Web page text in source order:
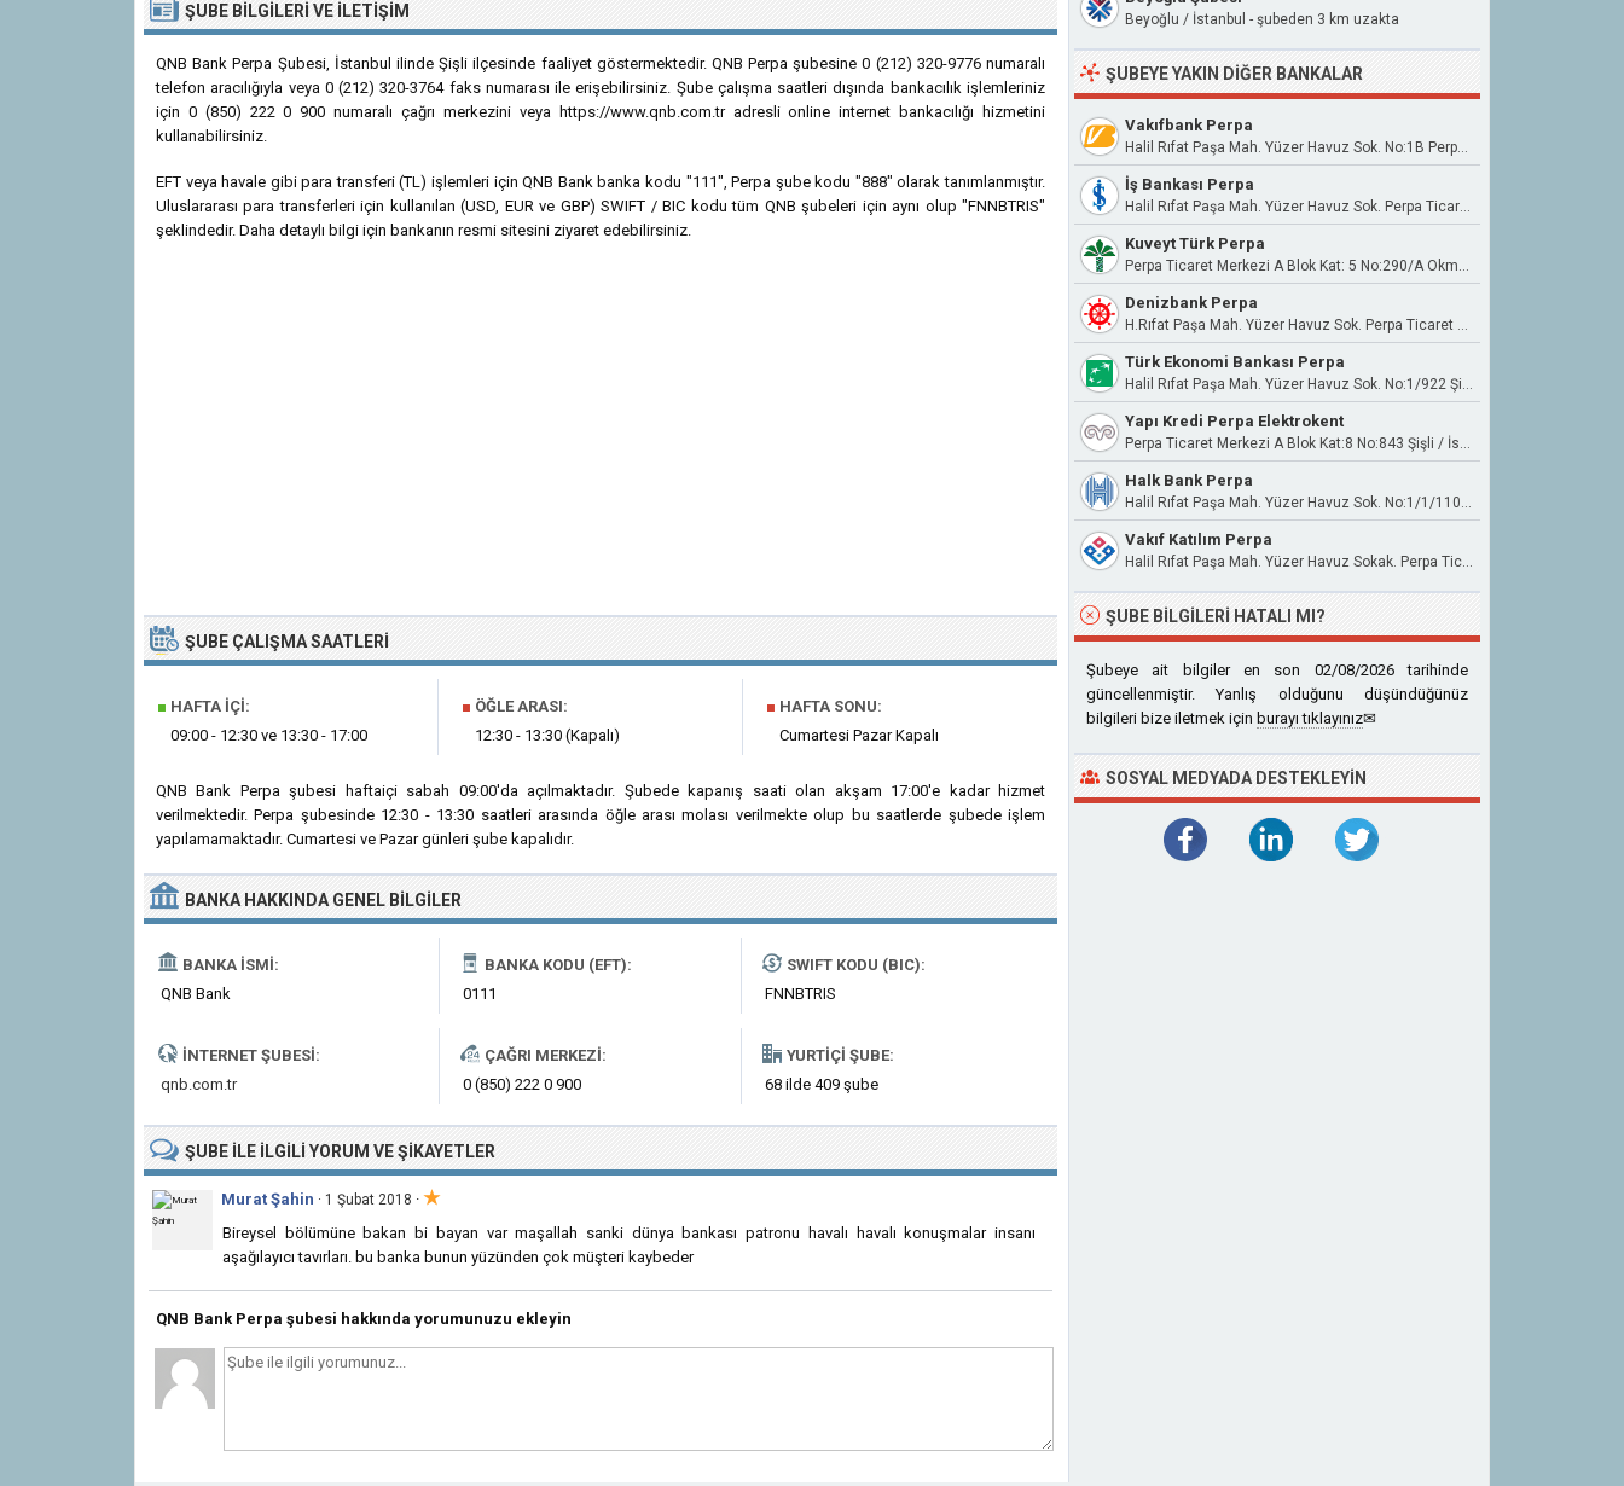
ŞUBE BILGILERI VE İLETIŞIM
QNB Bank Perpa Şubesi, İstanbul ilinde Şişli ilçesinde faaliyet göstermektedir. QNB Perpa şubesine 0 (212) 320-9776 numaralı
telefon aracılığıyla veya 0 (212) 320-3764 faks numarası ile erişebilirsiniz. Şube çalışma saatleri dışında bankacılık işlemleriniz
için 0 (850) 222 0 900 numaralı çağrı merkezini veya https://www.qnb.com.tr adresli online internet bankacılığı hizmetini
kullanabilirsiniz.
EFT veya havale gibi para transferi (TL) işlemleri için QNB Bank banka kodu "111", Perpa şube kodu "888" olarak tanımlanmıştır.
Uluslararası para transferleri için kullanılan (USD, EUR ve GBP) SWIFT / BIC kodu tüm QNB şubeleri için aynı olup "FNNBTRIS"
şeklindedir. Daha detaylı bilgi için bankanın resmi sitesini ziyaret edebilirsiniz.
ŞUBE ÇALIŞMA SAATLERI
■ HAFTA İÇI:
09:00 - 12:30 ve 13:30 - 17:00
■ ÖĞLE ARASI:
12:30 - 13:30 (Kapalı)
■ HAFTA SONU:
Cumartesi Pazar Kapalı
QNB Bank Perpa şubesi haftaiçi sabah 09:00'da açılmaktadır. Şubede kapanış saati olan akşam 17:00'e kadar hizmet
verilmektedir. Perpa şubesinde 12:30 - 13:30 saatleri arasında öğle arası molası verilmekte olup bu saatlerde şubede işlem
yapılamamaktadır. Cumartesi ve Pazar günleri şube kapalıdır.
BANKA HAKKINDA GENEL BILGILER
BANKA İSMI:
QNB Bank
BANKA KODU (EFT):
0111
SWIFT KODU (BIC):
FNNBTRIS
İNTERNET ŞUBESI:
qnb.com.tr
ÇAĞRI MERKEZI:
0 (850) 222 0 900
YURTIÇI ŞUBE:
68 ilde 409 şube
ŞUBE ILE İLGILIYORUM VE ŞIKAYETLER
Murat Şahin · 1 Şubat 2018 · ★
Bireysel bölümüne bakan bi bayan var maşallah sanki dünya bankası patronu havalı havalı konuşmalar insanı
aşağılayıcı tavırları. bu banka bunun yüzünden çok müşteri kaybeder
QNB Bank Perpa şubesi hakkında yorumunuzu ekleyin
Beyoğlu / İstanbul - şubeden 3 km uzakta
ŞUBEYE YAKIN DIĞER BANKALAR
Vakıfbank Perpa
Halil Rıfat Paşa Mah. Yüzer Havuz Sok. No:1B Perpa Ticaret Merkezi B Blok K:8 No:881 Okmeydanı/Şişli/İstanbul
İş Bankası Perpa
Halil Rıfat Paşa Mah. Yüzer Havuz Sok. Perpa Ticaret Merkezi B Blok No:1/1/1211 Şişli
Kuveyt Türk Perpa
Perpa Ticaret Merkezi A Blok Kat: 5 No:290/A Okmeydanı Şişli/İstanbul
Denizbank Perpa
H.Rıfat Paşa Mah. Yüzer Havuz Sok. Perpa Ticaret Merkezi B Blok Kat:5 No:389 Okmeydanı/İstanbul
Türk Ekonomi Bankası Perpa
Halil Rıfat Paşa Mah. Yüzer Havuz Sok. No:1/922 Şişli/İstanbul
Yapı Kredi Perpa Elektrokent
Perpa Ticaret Merkezi A Blok Kat:8 No:843 Şişli / İstanbul
Halk Bank Perpa
Halil Rıfat Paşa Mah. Yüzer Havuz Sok. No:1/1/1107 Kat:8 34384 Şişli
Vakıf Katılım Perpa
Halil Rıfat Paşa Mah. Yüzer Havuz Sokak. Perpa Ticaret Merkezina Blok No:1 İç Kapı No:922 Şişli/İstanbul
ŞUBE BILGILERI HATALI MI?
Şubeye ait bilgiler en son 02/08/2026 tarihinde
güncellenmiştir. Yanlış olduğunu düşündüğünüz
bilgileri bize iletmek için burayı tıklayınız✉
SOSYAL MEDYADA DESTEKLEYIN